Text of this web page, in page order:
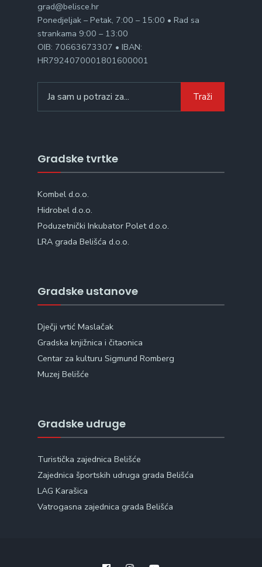
grad@belisce.hr
Ponedjeljak – Petak, 7:00 – 15:00 • Rad sa
strankama 9:00 – 13:00
OIB: 70663673307 • IBAN:
HR7924070001801600001
for:
Traži
Gradske tvrtke
Kombel d.o.o.
Hidrobel d.o.o.
Poduzetnički Inkubator Polet d.o.o.
LRA grada Belišća d.o.o.
Gradske ustanove
Dječji vrtić Maslačak
Gradska knjižnica i čitaonica
Centar za kulturu Sigmund Romberg
Muzej Belišće
Gradske udruge
Turistička zajednica Belišće
Zajednica športskih udruga grada Belišća
LAG Karašica
Vatrogasna zajednica grada Belišća